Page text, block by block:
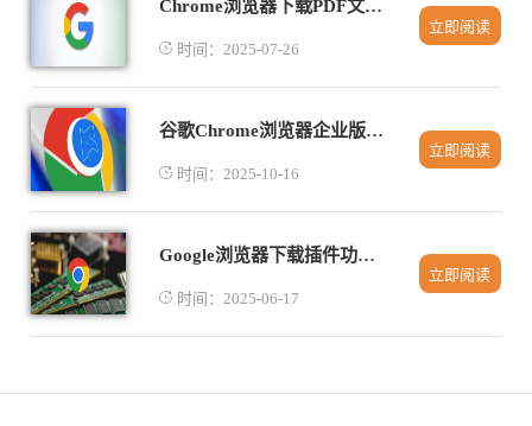
Chrome浏览器下载PDF文档显示空页的排查技巧
时间：2025-07-26
立即阅读
谷歌Chrome浏览器企业版快速下载安装步骤解析
时间：2025-10-16
立即阅读
Google浏览器下载插件功能异常如何重置
时间：2025-06-17
立即阅读